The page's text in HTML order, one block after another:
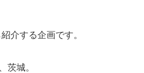
介する企画です。
茨城。